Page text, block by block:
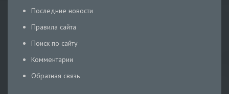
Последние новости
Правила сайта
Поиск по сайту
Комментарии
Обратная связь